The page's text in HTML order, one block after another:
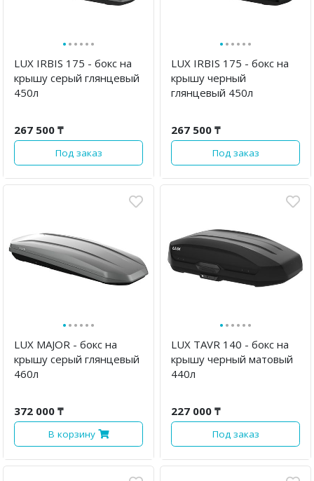
······
LUX IRBIS 175 - бокс на
крышу серый глянцевый
450л
267 500 ₸
Под заказ
······
LUX IRBIS 175 - бокс на
крышу черный
глянцевый 450л
267 500 ₸
Под заказ
······
LUX MAJOR - бокс на
крышу серый глянцевый
460л
372 000 ₸
В корзину
······
LUX TAVR 140 - бокс на
крышу черный матовый
440л
227 000 ₸
Под заказ